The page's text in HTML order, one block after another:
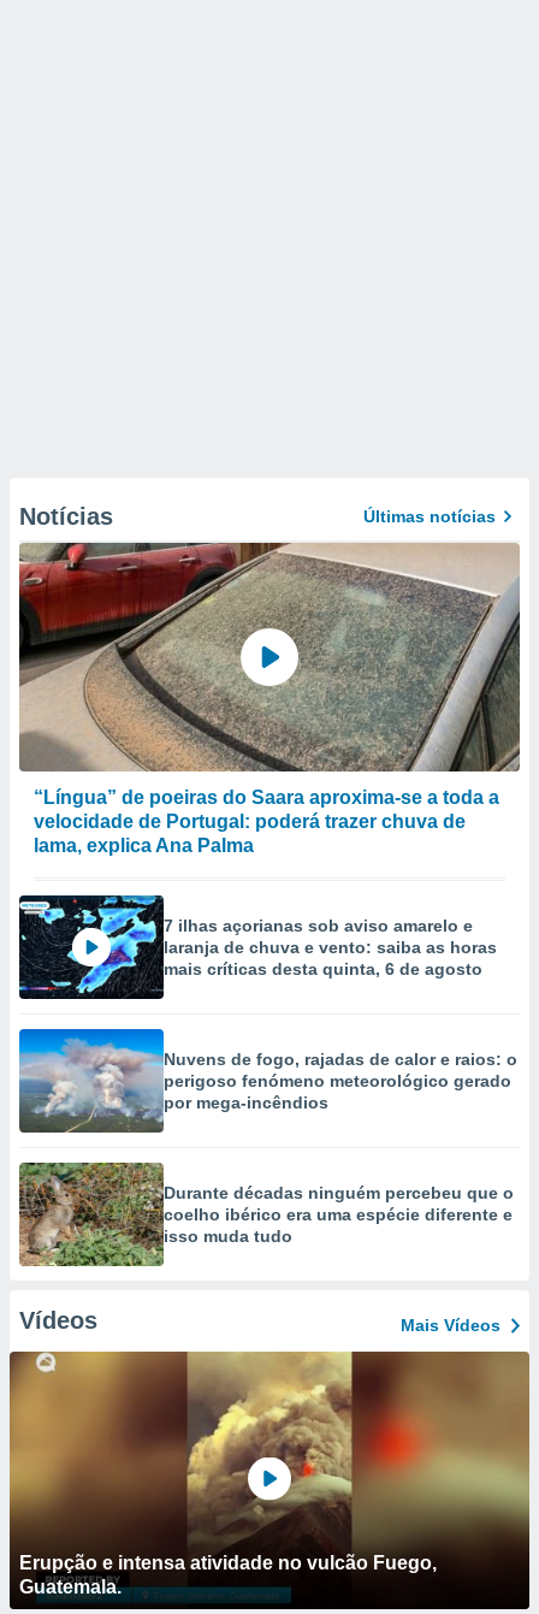
Notícias Últimas notícias
“Língua” de poeiras do Saara aproxima-se a toda a
velocidade de Portugal: poderá trazer chuva de
lama, explica Ana Palma
7 ilhas açorianas sob aviso amarelo e
laranja de chuva e vento: saiba as horas
mais críticas desta quinta, 6 de agosto
Nuvens de fogo, rajadas de calor e raios: o
perigoso fenómeno meteorológico gerado
por mega-incêndios
Durante décadas ninguém percebeu que o
coelho ibérico era uma espécie diferente e
isso muda tudo
Vídeos Mais Vídeos
Erupção e intensa atividade no vulcão Fuego,
Guatemala.